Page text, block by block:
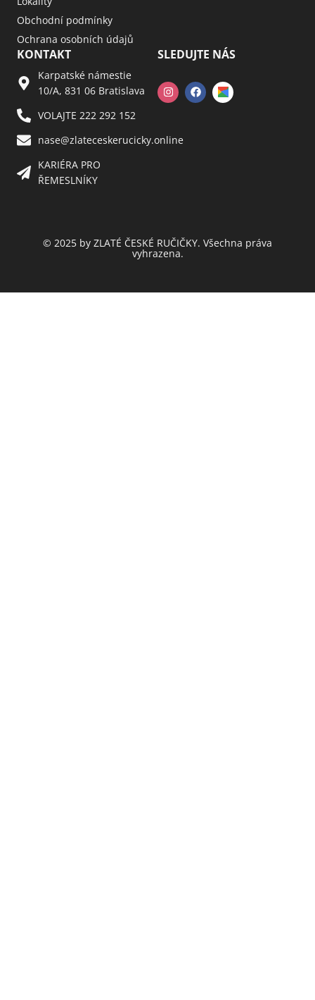
Obchodní podmínky
Ochrana osobních údajů
KONTAKT
Karpatské námestie
10/A, 831 06 Bratislava
VOLAJTE 222 292 152
nase@zlateceskerucicky.online
KARIÉRA PRO
ŘEMESLNÍKY
SLEDUJTE NÁS
© 2025 by ZLATÉ ČESKÉ RUČIČKY. Všechna práva
vyhrazena.